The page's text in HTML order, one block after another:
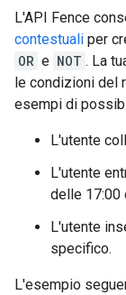
L'API Fence
contestuali per
OR e NOT . La
le condizioni del
esempi di
L'utente
L'utente
delle 17:00
L'utente
specifico.
L'esempio